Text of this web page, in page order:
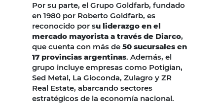
Por su parte, el Grupo Goldfarb, fundado
en 1980 por Roberto Goldfarb, es
reconocido por su liderazgo en el
mercado mayorista a través de Diarco,
que cuenta con más de 50 sucursales en
17 provincias argentinas. Además, el
grupo incluye empresas como Potigian,
Sed Metal, La Gioconda, Zulagro y ZR
Real Estate, abarcando sectores
estratégicos de la economía nacional.